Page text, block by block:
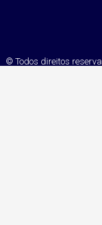
© Todos direitos